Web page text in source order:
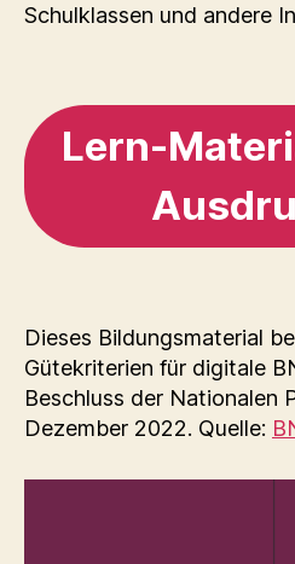
Schulklassen und andere
Lern-
Dieses Bildungsmaterial
Gütekriterien für digitale
Beschluss der Nationalen
Dezember 2022. Quelle: